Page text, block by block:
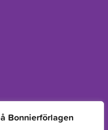
Bonnierförlagen